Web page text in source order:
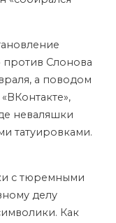
против Слонова
а поводом
неваляшки
татуировками.
с тюремными
делу
Как